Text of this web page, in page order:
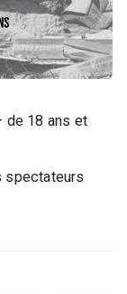
de 18 ans et
spectateurs